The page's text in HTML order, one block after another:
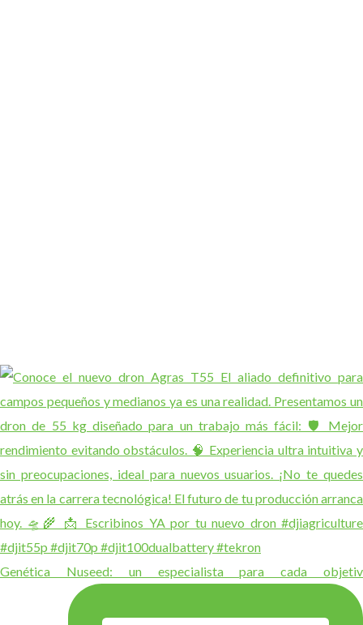
Genética Nuseed: un especialista para cada objetiv